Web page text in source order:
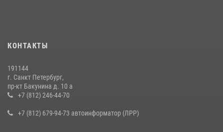
КОНТАКТЫ
191144
г. Санкт Петербург,
пр-кт Бакунина д. 10 а
+7 (812) 246-44-70
+7 (812) 679-94-73 автоинформатор (ЛРР)